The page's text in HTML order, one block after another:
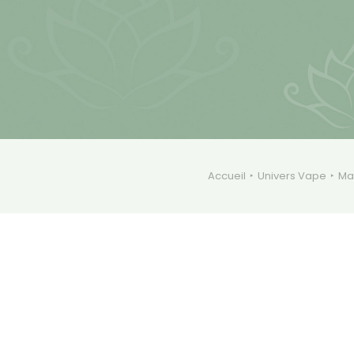
Accueil Univers Vape